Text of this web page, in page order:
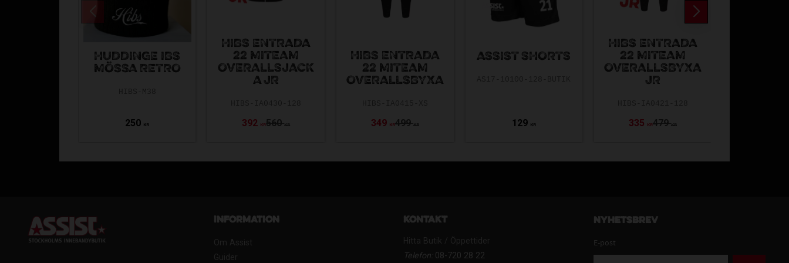
HUDDINGE IBS
MÖSSA RETRO
250 KR
HIBS ENTRADA
22 MITEAM
OVERALLSJACK
A JR
392 KR560 KR
HIBS ENTRADA
22 MITEAM
OVERALLSBYXA
349 KR499 KR
ASSIST SHORTS
129 KR
HIBS ENTRADA
22 MITEAM
OVERALLSBYXA
JR
335 KR479 KR
Information
Om Assist
Guider
Kontakt
Hitta Butik / Öppettider
Telefon:08-720 28 22
Nyhetsbrev
E-post